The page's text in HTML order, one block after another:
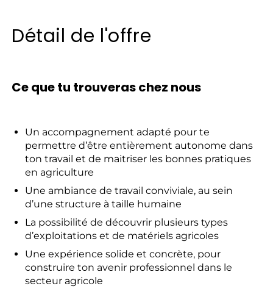
Détail de l'offre
Ce que tu trouveras chez nous
Un accompagnement adapté pour te
permettre d’être entièrement autonome dans
ton travail et de maitriser les bonnes pratiques
en agriculture
Une ambiance de travail conviviale, au sein
d’une structure à taille humaine
La possibilité de découvrir plusieurs types
d’exploitations et de matériels agricoles
Une expérience solide et concrète, pour
construire ton avenir professionnel dans le
secteur agricole